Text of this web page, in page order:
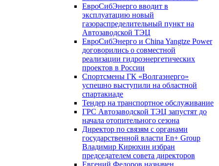
ЕвроСибЭнерго вводит в
эксплуатацию новый
газораспределительный пункт на
Автозаводской ТЭЦ
ЕвроСибЭнерго и China Yangtze Power
договорились о совместной
реализации гидроэнергетических
проектов в России
Спортсмены ГК «Волгаэнерго»
успешно выступили на областной
спартакиаде
Тендер на транспортное обслуживание
ГРС Автозаводской ТЭЦ запустят до
начала отопительного сезона
Директор по связям с органами
государственной власти En+ Group
Владимир Кирюхин избран
председателем совета директоров